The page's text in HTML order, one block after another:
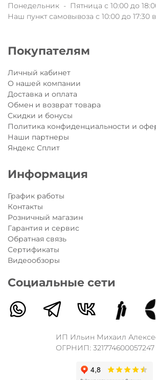
Понедельник - Пятница с 10:00 до
Наш пункт самовывоза с 10:00 до 17:30
Покупателям
Личный кабинет
О нашей компании
Доставка и оплата
Обмен и возврат товара
Скидки и бонусы
Политика конфиденциальности и
Наши партнеры
Яндекс Сплит
Информация
График работы
Контакты
Розничный магазин
Гарантия и сервис
Обратная связь
Сертификаты
Видеообзоры
Социальные сети
ИП Ильин Михаил
ОГРНИП: 321774600057247